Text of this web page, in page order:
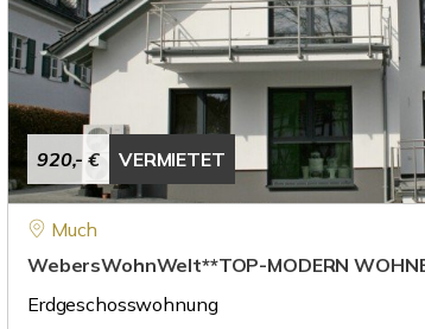
920,- € VERMIETET
Much
WebersWohnWelt**TOP-MODERN
Erdgeschosswohnung